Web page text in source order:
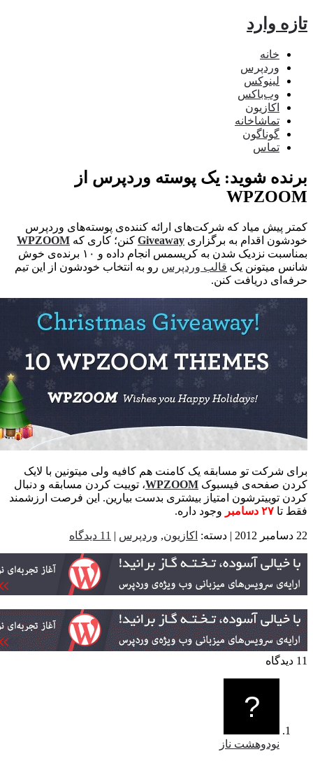
وارد
خانه
وردپرس
لینوکس
وب‌باکس
اکازیون
تماشاخانه
گوناگون
تماس
شوید: یک پوسته وردپرس از
پیش میاد که شرکت‌های ارائه کننده‌ی پوسته‌های وردپرس
اقدام به برگزاریGiveawayکنن؛ کاری کهWPZOOM
بمناسبت نزدیک شدن به کریسمس انجام داده و ۱۰ برنده‌ی خوش
میتونن یکقالب وردپرسرو به انتخاب خودشون از این تیم
دریافت کنن.
شرکت تو مسابقه یک کامنت هم کافیه ولی میتونین با لایک
صفحه‌ی فیسبوکWPZOOM، توییت کردن مسابقه و دنبال
توییترشون امتیاز بیشتری بدست بیارین. این فرصت ارزشمند
تا۲۷ دسامبر وجود داره.
اکازیون, وردپرس| 11 دیدگاه
نودوهشت ناز